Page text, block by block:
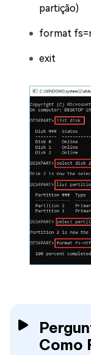
partição)
format
exit
Como